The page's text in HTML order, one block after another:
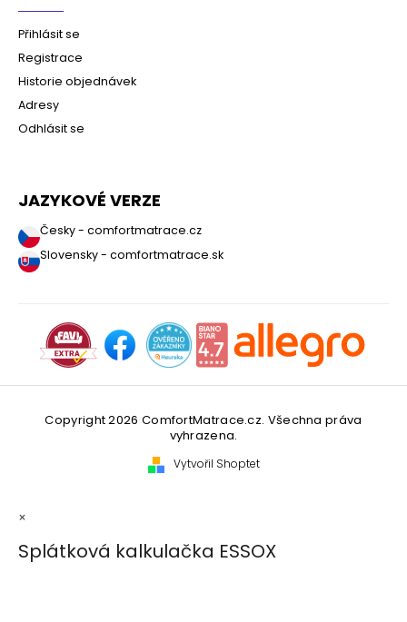
Přihlásit se
Registrace
Historie objednávek
Adresy
Odhlásit se
JAZYKOVÉ VERZE
Česky - comfortmatrace.cz
Slovensky - comfortmatrace.sk
Vytvořil Shoptet
Copyright 2026 ComfortMatrace.cz. Všechna práva
vyhrazena.
×
Splátková kalkulačka ESSOX